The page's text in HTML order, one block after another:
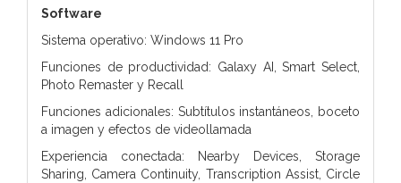
Software
Sistema operativo: Windows 11 Pro
Funciones de productividad: Galaxy AI, Smart Select,
Photo Remaster y Recall
Funciones adicionales: Subtítulos instantáneos, boceto
a imagen y efectos de videollamada
Experiencia conectada: Nearby Devices, Storage
Sharing, Camera Continuity, Transcription Assist, Circle